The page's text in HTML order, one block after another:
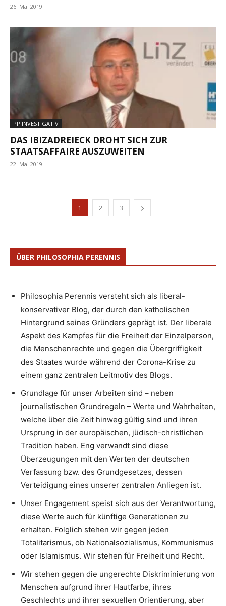
26. Mai 2019
PP INVESTIGATIV
DAS IBIZADREIECK DROHT SICH ZUR
STAATSAFFAIRE AUSZUWEITEN
22. Mai 2019
1 2 3
ÜBER PHILOSOPHIA PERENNIS
Philosophia Perennis versteht sich als liberal-
konservativer Blog, der durch den katholischen
Hintergrund seines Gründers geprägt ist. Der liberale
Aspekt des Kampfes für die Freiheit der Einzelperson,
die Menschenrechte und gegen die Übergriffigkeit
des Staates wurde während der Corona-Krise zu
einem ganz zentralen Leitmotiv des Blogs.
Grundlage für unser Arbeiten sind – neben
journalistischen Grundregeln – Werte und Wahrheiten,
welche über die Zeit hinweg gültig sind und ihren
Ursprung in der europäischen, jüdisch-christlichen
Tradition haben. Eng verwandt sind diese
Überzeugungen mit den Werten der deutschen
Verfassung bzw. des Grundgesetzes, dessen
Verteidigung eines unserer zentralen Anliegen ist.
Unser Engagement speist sich aus der Verantwortung,
diese Werte auch für künftige Generationen zu
erhalten. Folglich stehen wir gegen jeden
Totalitarismus, ob Nationalsozialismus, Kommunismus
oder Islamismus. Wir stehen für Freiheit und Recht.
Wir stehen gegen die ungerechte Diskriminierung von
Menschen aufgrund ihrer Hautfarbe, ihres
Geschlechts und ihrer sexuellen Orientierung, aber